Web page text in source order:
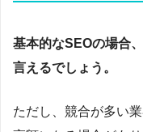
基本的なSEOの場合
言えるでしょう。
ただし、競合が多い